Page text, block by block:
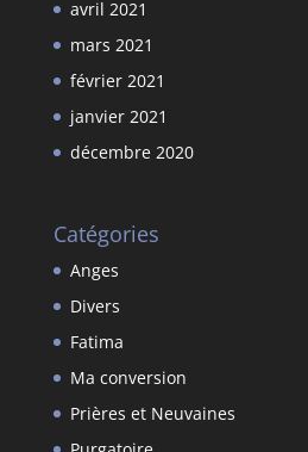
avril 2021
mars 2021
février 2021
janvier 2021
décembre 2020
Catégories
Anges
Divers
Fatima
Ma conversion
Prières et Neuvaines